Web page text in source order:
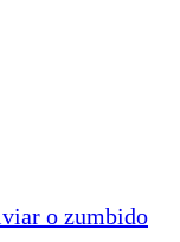
o zumbido